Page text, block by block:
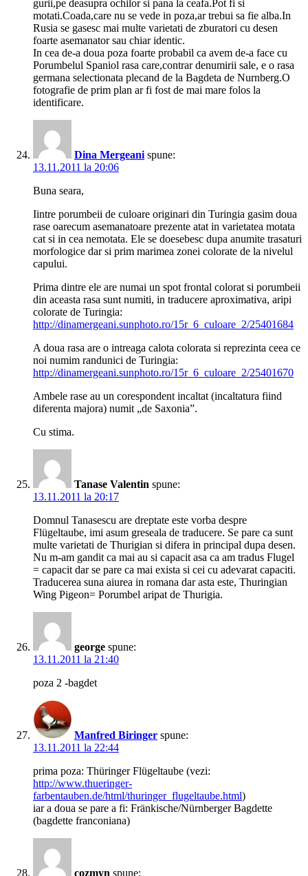
gurii,pe deasupra ochilor si pana la ceafa.Pot fi si
motati.Coada,care nu se vede in poza,ar trebui sa fie alba.In
Rusia se gasesc mai multe varietati de zburatori cu desen
foarte asemanator sau chiar identic.
In cea de-a doua poza foarte probabil ca avem de-a face cu
Porumbelul Spaniol rasa care,contrar denumirii sale, e o rasa
germana selectionata plecand de la Bagdeta de Nurnberg.O
fotografie de prim plan ar fi fost de mai mare folos la
identificare.
Dina Mergeani spune:
13.11.2011 la 20:06
Buna seara,
Iintre porumbeii de culoare originari din Turingia gasim doua
rase oarecum asemanatoare prezente atat in varietatea motata
cat si in cea nemotata. Ele se doesebesc dupa anumite trasaturi
morfologice dar si prim marimea zonei colorate de la nivelul
capului.
Prima dintre ele are numai un spot frontal colorat si porumbeii
din aceasta rasa sunt numiti, in traducere aproximativa, aripi
colorate de Turingia:
http://dinamergeani.sunphoto.ro/15r_6_culoare_2/25401684
A doua rasa are o intreaga calota colorata si reprezinta ceea ce
noi numim randunici de Turingia:
http://dinamergeani.sunphoto.ro/15r_6_culoare_2/25401670
Ambele rase au un corespondent incaltat (incaltatura fiind
diferenta majora) numit „de Saxonia”.
Cu stima.
Tanase Valentin spune:
13.11.2011 la 20:17
Domnul Tanasescu are dreptate este vorba despre
Flügeltaube, imi asum greseala de traducere. Se pare ca sunt
multe varietati de Thurigian si difera in principal dupa desen.
Nu m-am gandit ca mai au si capacit asa ca am tradus Flugel
= capacit dar se pare ca mai exista si cei cu adevarat capaciti.
Traducerea suna aiurea in romana dar asta este, Thuringian
Wing Pigeon= Porumbel aripat de Thurigia.
george spune:
13.11.2011 la 21:40
poza 2 -bagdet
Manfred Biringer spune:
13.11.2011 la 22:44
prima poza: Thüringer Flügeltaube (vezi:
http://www.thueringer-
farbentauben.de/html/thuringer_flugeltaube.html)
iar a doua se pare a fi: Fränkische/Nürnberger Bagdette
(bagdette franconiana)
cozmyn spune: